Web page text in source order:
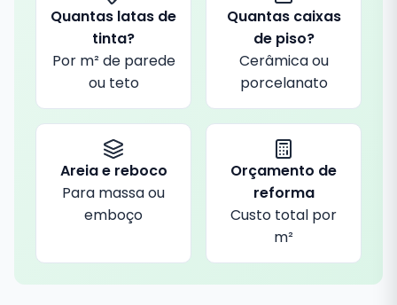
Quantas latas de
tinta?
Por m² de parede
ou teto
Quantas caixas
de piso?
Cerâmica ou
porcelanato
Areia e reboco
Para massa ou
emboço
Orçamento de
reforma
Custo total por
m²